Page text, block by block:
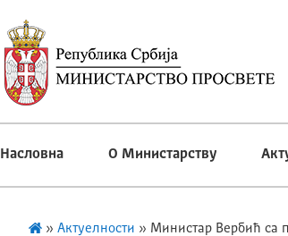
Насловна О Министарству
» Актуелности » Министар Вербић са